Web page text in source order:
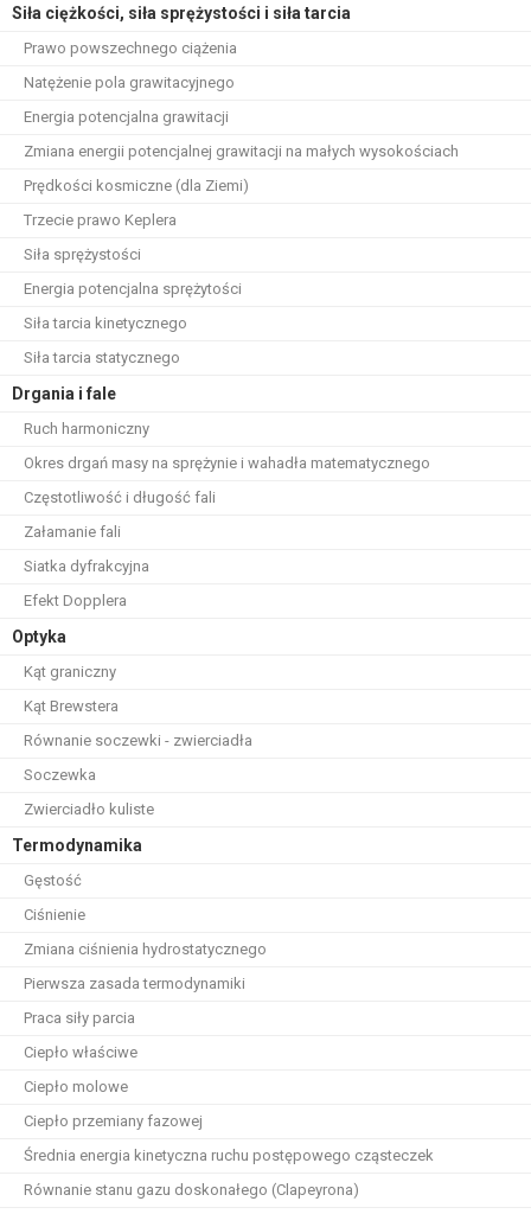
Siła ciężkości, siła sprężystości i siła tarcia
Prawo powszechnego ciążenia
Natężenie pola grawitacyjnego
Energia potencjalna grawitacji
Zmiana energii potencjalnej grawitacji na małych wysokościach
Prędkości kosmiczne (dla Ziemi)
Trzecie prawo Keplera
Siła sprężystości
Energia potencjalna sprężytości
Siła tarcia kinetycznego
Siła tarcia statycznego
Drgania i fale
Ruch harmoniczny
Okres drgań masy na sprężynie i wahadła matematycznego
Częstotliwość i długość fali
Załamanie fali
Siatka dyfrakcyjna
Efekt Dopplera
Optyka
Kąt graniczny
Kąt Brewstera
Równanie soczewki - zwierciadła
Soczewka
Zwierciadło kuliste
Termodynamika
Gęstość
Ciśnienie
Zmiana ciśnienia hydrostatycznego
Pierwsza zasada termodynamiki
Praca siły parcia
Ciepło właściwe
Ciepło molowe
Ciepło przemiany fazowej
Średnia energia kinetyczna ruchu postępowego cząsteczek
Równanie stanu gazu doskonałego (Clapeyrona)